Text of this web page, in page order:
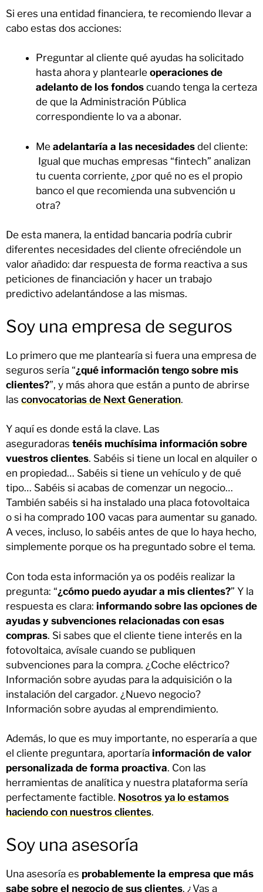
Si eres una entidad financiera, te recomiendo llevar a
cabo estas dos acciones:
Preguntar al cliente qué ayudas ha solicitado
hasta ahora y plantearle operaciones de
adelanto de los fondos cuando tenga la certeza
de que la Administración Pública
correspondiente lo va a abonar.
Me adelantaría a las necesidades del cliente:
Igual que muchas empresas “fintech” analizan
tu cuenta corriente, ¿por qué no es el propio
banco el que recomienda una subvención u
otra?
De esta manera, la entidad bancaria podría cubrir
diferentes necesidades del cliente ofreciéndole un
valor añadido: dar respuesta de forma reactiva a sus
peticiones de financiación y hacer un trabajo
predictivo adelantándose a las mismas.
Soy una empresa de seguros
Lo primero que me plantearía si fuera una empresa de
seguros sería “¿qué información tengo sobre mis
clientes?”, y más ahora que están a punto de abrirse
las convocatorias de Next Generation.
Y aquí es donde está la clave. Las
aseguradoras tenéis muchísima información sobre
vuestros clientes. Sabéis si tiene un local en alquiler o
en propiedad… Sabéis si tiene un vehículo y de qué
tipo… Sabéis si acabas de comenzar un negocio…
También sabéis si ha instalado una placa fotovoltaica
o si ha comprado 100 vacas para aumentar su ganado.
A veces, incluso, lo sabéis antes de que lo haya hecho,
simplemente porque os ha preguntado sobre el tema.
Con toda esta información ya os podéis realizar la
pregunta: “¿cómo puedo ayudar a mis clientes?” Y la
respuesta es clara: informando sobre las opciones de
ayudas y subvenciones relacionadas con esas
compras. Si sabes que el cliente tiene interés en la
fotovoltaica, avísale cuando se publiquen
subvenciones para la compra. ¿Coche eléctrico?
Información sobre ayudas para la adquisición o la
instalación del cargador. ¿Nuevo negocio?
Información sobre ayudas al emprendimiento.
Además, lo que es muy importante, no esperaría a que
el cliente preguntara, aportaría información de valor
personalizada de forma proactiva. Con las
herramientas de analítica y nuestra plataforma sería
perfectamente factible. Nosotros ya lo estamos
haciendo con nuestros clientes.
Soy una asesoría
Una asesoría es probablemente la empresa que más
sabe sobre el negocio de sus clientes. ¿Vas a